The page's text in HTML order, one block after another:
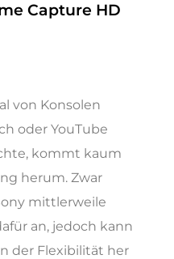
Capture HD
von Konsolen
oder YouTube
kommt kaum
herum. Zwar
mittlerweile
an, jedoch kann
der Flexibilität her